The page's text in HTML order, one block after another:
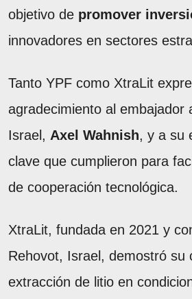
objetivo de promover
innovadores en sectores
Tanto YPF como XtraLit
agradecimiento al embajador
Israel, Axel Wahnish, y a su
clave que cumplieron para
de cooperación tecnológica.
XtraLit, fundada en 2021 y
Rehovot, Israel, demostró su
extracción de litio en